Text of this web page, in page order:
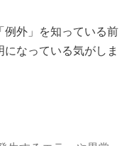
例外」を知っている前
なっている気がしま